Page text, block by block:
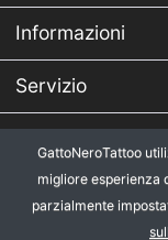
Informazioni
Servizio
* Tutti i prezzi IVA esclusa,
spedizione.
GattoNeroTattoo
migliore esperienza
parzialmente